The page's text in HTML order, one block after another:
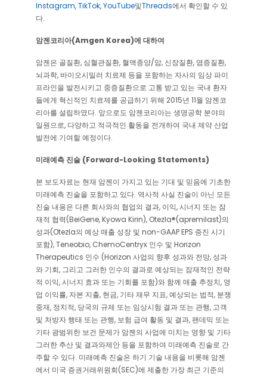
Instagram,TikTok,YouTube및Threads에서 확인할 수 있
다.
암젠코리아(Amgen Korea)에 대하여
암젠은 골질환, 심혈관질환, 혈액종양/암, 신장질환, 염증질환,
뇌과학, 바이오시밀러 치료제 등을 포함하는 자사의 임상 파이
프라인을 발전시키고 중증질환으로 고통 받고 있는 국내 환자
들에게 혁신적인 치료제를 공급하기 위해 2015년 11월 암젠코
리아를 설립하였다. 앞으로도 암젠코리아는 생명공학 분야의
일원으로, 다양하고 적극적인 활동을 전개하여 국내 제약 산업
발전에 기여할 예정이다.
미래예측 진술 (Forward-Looking Statements)
본 보도자료는 현재 암젠이 가지고 있는 기대 및 믿음에 기초한
미래예측 진술을 포함하고 있다. 역사적 사실 진술이 아닌 모든
진술 내용은 다른 회사와의 협업의 결과, 이익, 시너지 또는 잠
재적 협력(BeiGene, Kyowa Kirin), Otezla®(apremilast)의
성과(Otezla의 예상 매출 성장 및 non-GAAP EPS 증진 시기
포함), Teneobio, ChemoCentryx 인수 및 Horizon
Therapeutics 인수 (Horizon 사업의 향후 성과와 전망, 성과
와 기회, 그리고 그러한 인수의 결과로 예상되는 잠재적인 전략
적 이익, 시너지 효과 또는 기회를 포함)와 함께 매출 추정치, 영
업 이익률, 자본 지출, 현금, 기타 재무 지표, 예상되는 법적, 분쟁
중재, 정치적, 당국의 규제 또는 임상시험 결과 또는 관행, 고객
및 처방자 행태 또는 관행, 보험 급여 활동 및 결과, 팬데믹 또는
기타 광범위한 보건 문제가 암젠의 사업에 미치는 영향 및 기타
그러한 추산 및 결과와제안 등을 포함하여 미래예측 진술로 간
주할 수 있다. 미래예측 진술은 하기 기술 내용을 비롯해 암젠
에서 미국 증권거래위원회(SEC)에 제출한 가장 최근 기준의